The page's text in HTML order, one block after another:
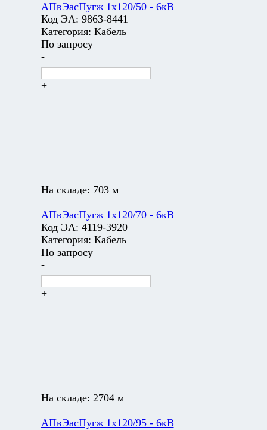
АПвЭасПугж 1х120/50 - 6кВ
Код ЭА: 9863-8441
Категория: Кабель
По запросу
-
+
На складе: 703 м
АПвЭасПугж 1х120/70 - 6кВ
Код ЭА: 4119-3920
Категория: Кабель
По запросу
-
+
На складе: 2704 м
АПвЭасПугж 1х120/95 - 6кВ